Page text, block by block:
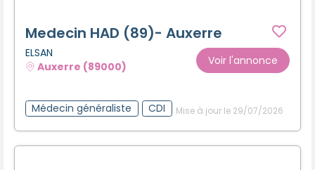
Medecin HAD (89)- Auxerre
ELSAN
Auxerre (89000)
Voir l'annonce
Médecin généraliste CDI Mise à jour le 29/07/2026